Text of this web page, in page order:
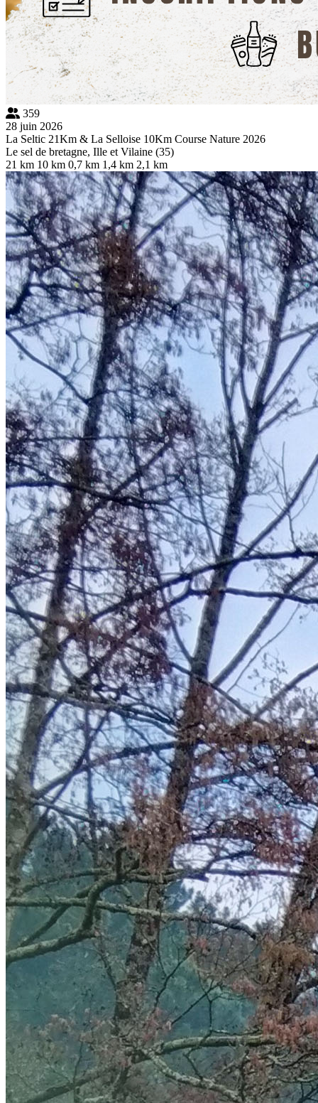
359
28 juin 2026
La Seltic 21Km & La Selloise 10Km Course Nature 2026
Le sel de bretagne, Ille et Vilaine (35)
21 km 10 km 0,7 km 1,4 km 2,1 km